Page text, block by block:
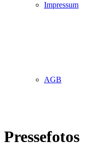
Impressum
AGB
Pressefotos